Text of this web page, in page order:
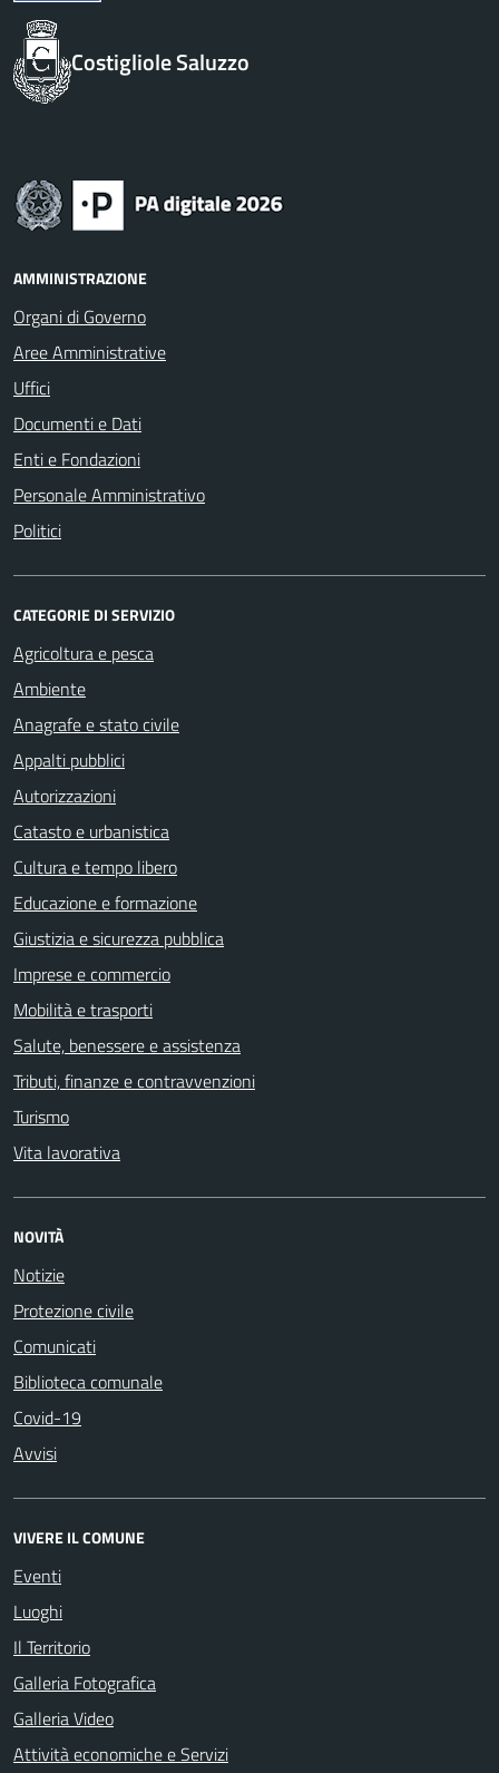
Costigliole Saluzzo
AMMINISTRAZIONE
Organi di Governo
Aree Amministrative
Uffici
Documenti e Dati
Enti e Fondazioni
Personale Amministrativo
Politici
CATEGORIE DI SERVIZIO
Agricoltura e pesca
Ambiente
Anagrafe e stato civile
Appalti pubblici
Autorizzazioni
Catasto e urbanistica
Cultura e tempo libero
Educazione e formazione
Giustizia e sicurezza pubblica
Imprese e commercio
Mobilità e trasporti
Salute, benessere e assistenza
Tributi, finanze e contravvenzioni
Turismo
Vita lavorativa
NOVITÀ
Notizie
Protezione civile
Comunicati
Biblioteca comunale
Covid-19
Avvisi
VIVERE IL COMUNE
Eventi
Luoghi
Il Territorio
Galleria Fotografica
Galleria Video
Attività economiche e Servizi